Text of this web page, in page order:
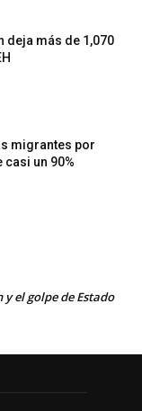
deja más de 1,070
migrantes por
un 90%
el golpe de Estado